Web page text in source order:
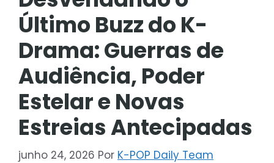
Último Buzz do K-
Drama: Guerras de
Audiência, Poder
Estelar e Novas
Estreias Antecipadas
junho 24, 2026 Por K-POP Daily Team